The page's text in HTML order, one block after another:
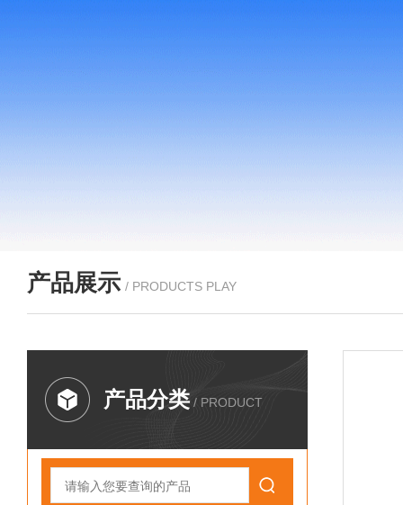
产品展示 / PRODUCTS PLAY
产品分类 / PRODUCT